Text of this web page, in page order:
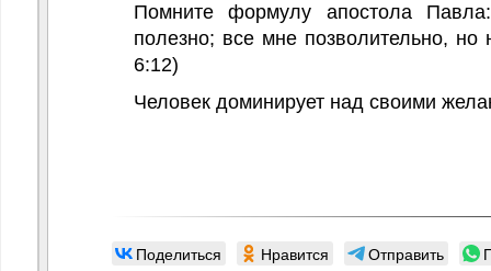
Помните формулу апостола
полезно; все мне позволительно,
6:12)
Человек доминирует над своими
Поделиться Нравится Отправить